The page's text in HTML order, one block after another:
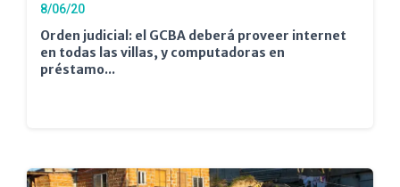
8/06/20
Orden judicial: el GCBA deberá proveer internet
en todas las villas, y computadoras en
préstamo...